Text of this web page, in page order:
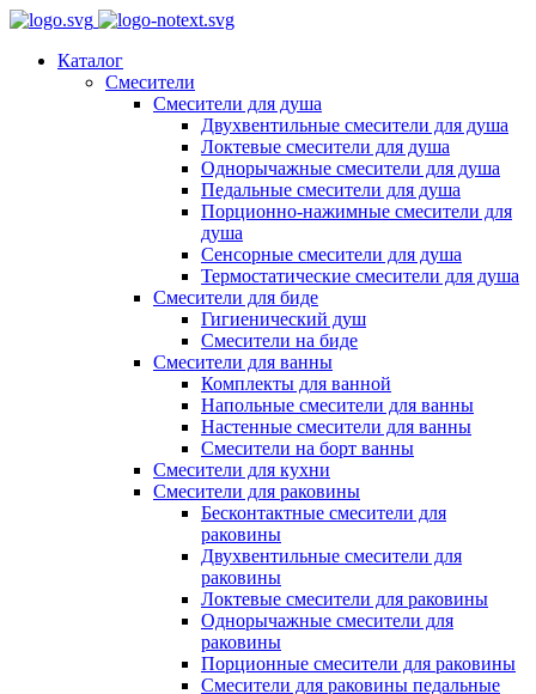
Каталог
Смесители
Смесители для душа
Двухвентильные смесители для душа
Локтевые смесители для душа
Однорычажные смесители для душа
Педальные смесители для душа
Порционно-нажимные смесители для
душа
Сенсорные смесители для душа
Термостатические смесители для душа
Смесители для биде
Гигиенический душ
Смесители на биде
Смесители для ванны
Комплекты для ванной
Напольные смесители для ванны
Настенные смесители для ванны
Смесители на борт ванны
Смесители для кухни
Смесители для раковины
Бесконтактные смесители для
раковины
Двухвентильные смесители для
раковины
Локтевые смесители для раковины
Однорычажные смесители для
раковины
Порционные смесители для раковины
Смесители для раковины педальные